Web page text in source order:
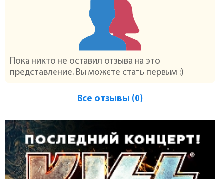
Пока никто не оставил отзыва на это
представление. Вы можете стать первым :)
Все отзывы (0)